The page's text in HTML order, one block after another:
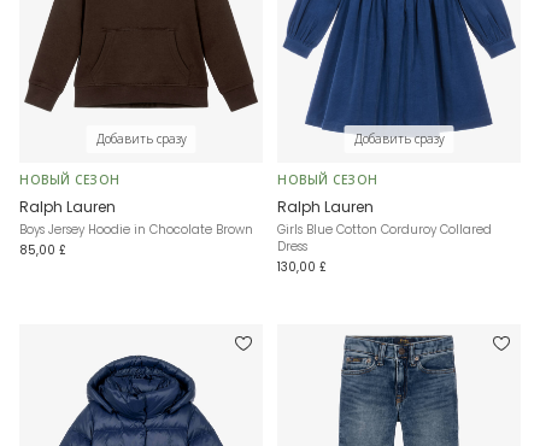
Добавить сразу
НОВЫЙ СЕЗОН
Ralph Lauren
Boys Jersey Hoodie in Chocolate Brown
85,00 £
Добавить сразу
НОВЫЙ СЕЗОН
Ralph Lauren
Girls Blue Cotton Corduroy Collared
Dress
130,00 £